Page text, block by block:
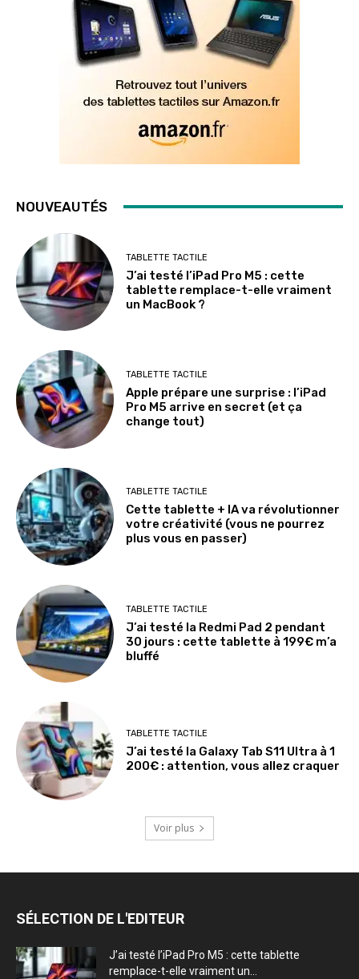
NOUVEAUTÉS
TABLETTE TACTILE
J’ai testé l’iPad Pro M5 : cette
tablette remplace-t-elle vraiment
un MacBook ?
TABLETTE TACTILE
Apple prépare une surprise : l’iPad
Pro M5 arrive en secret (et ça
change tout)
TABLETTE TACTILE
Cette tablette + IA va révolutionner
votre créativité (vous ne pourrez
plus vous en passer)
TABLETTE TACTILE
J’ai testé la Redmi Pad 2 pendant
30 jours : cette tablette à 199€ m’a
bluffé
TABLETTE TACTILE
J’ai testé la Galaxy Tab S11 Ultra à 1
200€ : attention, vous allez craquer
Voir plus
SÉLECTION DE L'EDITEUR
J’ai testé l’iPad Pro M5 : cette tablette
remplace-t-elle vraiment un...